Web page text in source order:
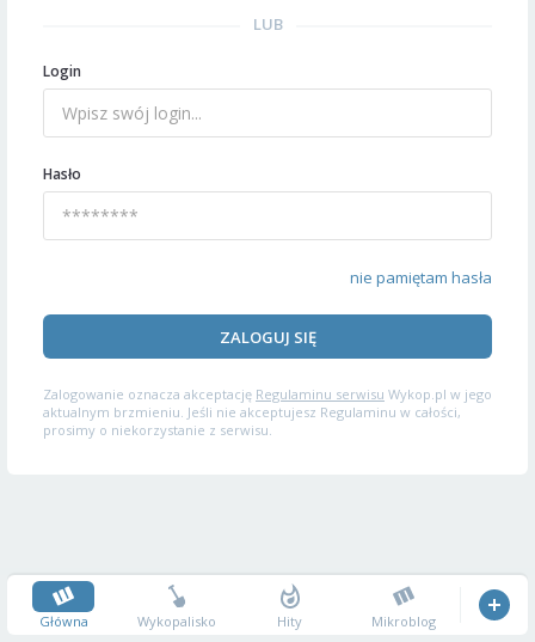
LUB
Login
Hasło
nie pamiętam hasła
ZALOGUJ SIĘ
Zalogowanie oznacza akceptację Regulaminu serwisu Wykop.pl w jego
aktualnym brzmieniu. Jeśli nie akceptujesz Regulaminu w całości,
prosimy o niekorzystanie z serwisu.
Główna Wykopalisko Hity Mikroblog